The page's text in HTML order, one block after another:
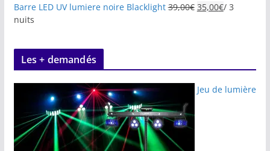
Barre LED UV lumiere noire Blacklight 39,00€ 35,00€/ 3
nuits
Les + demandés
Jeu de lumière